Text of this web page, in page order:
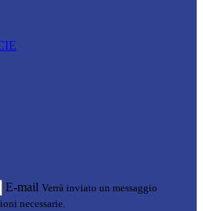
E-mail Verrà inviato un messaggio
necessarie.